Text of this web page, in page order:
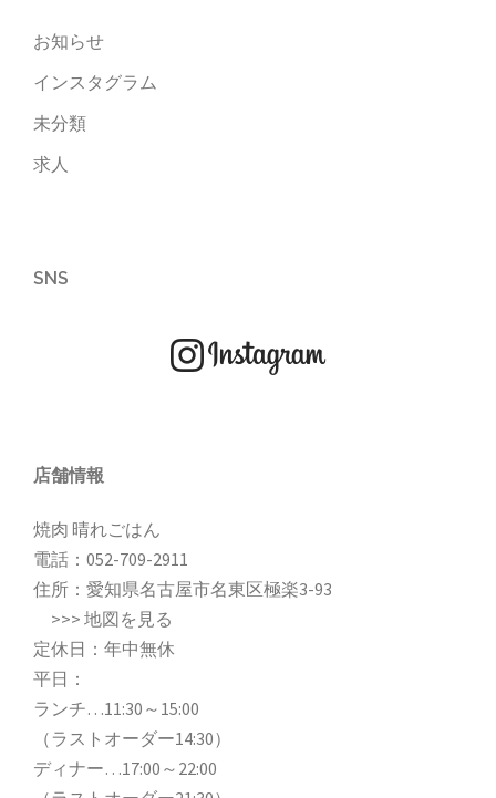
お知らせ
インスタグラム
未分類
求人
SNS
店舗情報
焼肉 晴れごはん
電話： 052-709-2911
住所：愛知県名古屋市名東区極楽3-93
>>> 地図を見る
定休日：年中無休
平日：
ランチ…11:30～15:00
（ラストオーダー14:30）
ディナー…17:00～22:00